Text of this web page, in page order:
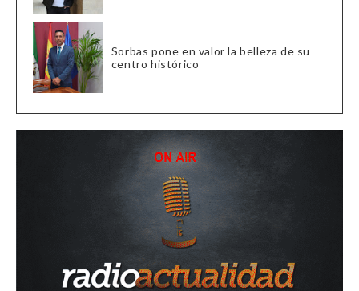
Sorbas pone en valor la belleza de su
centro histórico